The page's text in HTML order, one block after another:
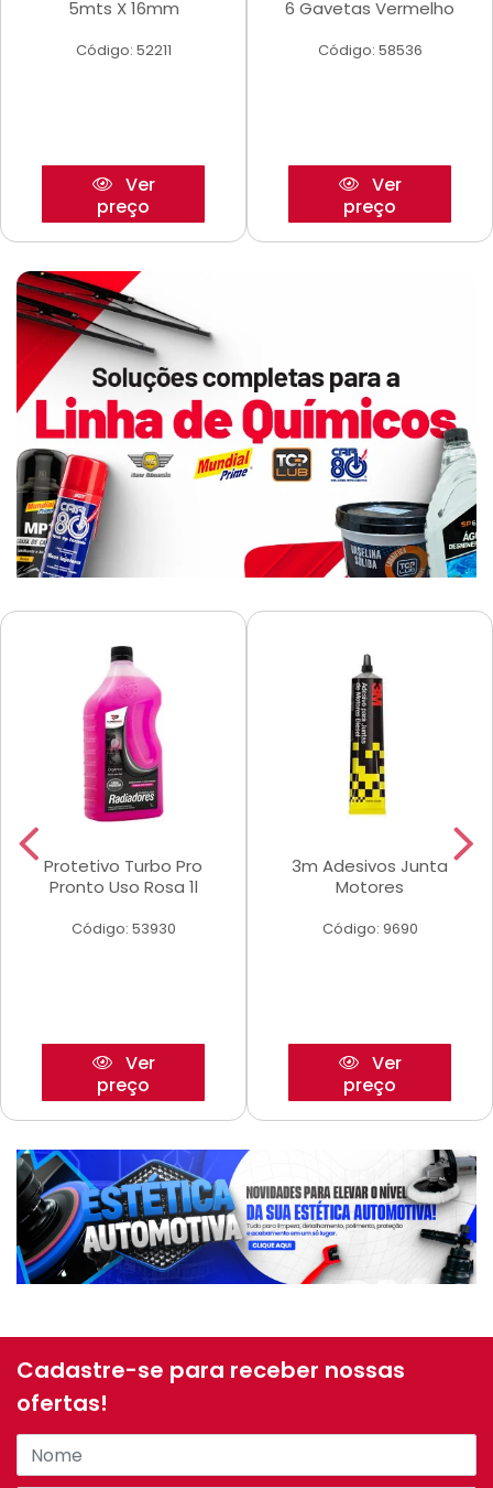
5mts X 16mm
Código: 52211
Ver
preço
6 Gavetas Vermelho
Código: 58536
Ver
preço
Protetivo Turbo Pro
Pronto Uso Rosa 1l
Código: 53930
Ver
preço
3m Adesivos Junta
Motores
Código: 9690
Ver
preço
Cadastre-se para receber nossas
ofertas!